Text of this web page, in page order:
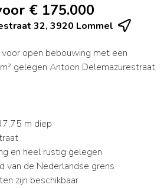
€ 175.000
32, 3920 Lommel
open bebouwing met een
gelegen Antoon Delemazurestraat
m diep
en heel rustig gelegen
van de Nederlandse grens
zijn beschikbaar